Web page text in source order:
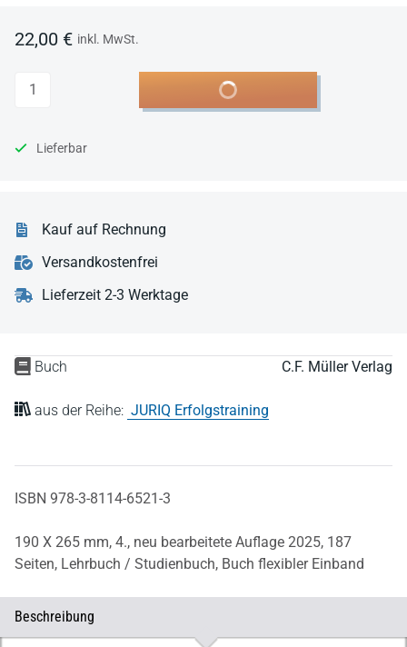
Buch C.F. Müller Verlag
aus der Reihe: JURIQ Erfolgstraining
ISBN 978-3-8114-6521-3
190 X 265 mm, 4., neu bearbeitete Auflage 2025, 187
Seiten, Lehrbuch / Studienbuch, Buch flexibler Einband
22,00 € inkl. MwSt.
Anzahl In den Warenkorb
Lieferbar
Kauf auf Rechnung
Versandkostenfrei
Lieferzeit 2-3 Werktage
Beschreibung